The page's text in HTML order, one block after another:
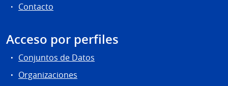
Contacto
Acceso por perfiles
Conjuntos de Datos
Organizaciones